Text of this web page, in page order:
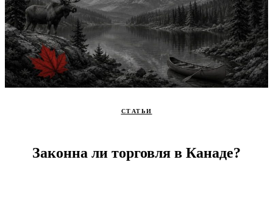
СТАТЬИ
Законна ли торговля в Канаде?